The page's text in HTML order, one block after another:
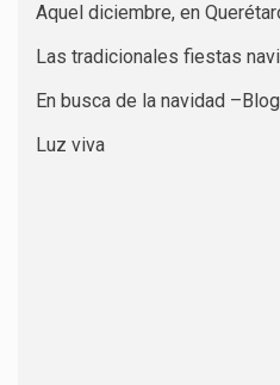
Aquel diciembre, en
Las tradicionales fiestas
En busca de la navidad –Blog
Luz viva